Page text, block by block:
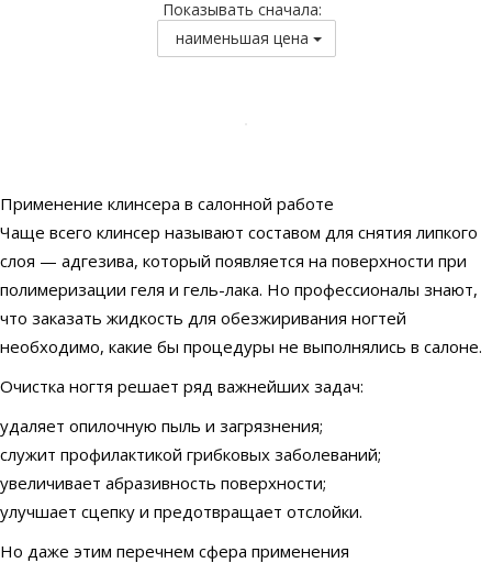
Показывать сначала:
наименьшая цена
Применение клинсера в салонной работе
Чаще всего клинсер называют составом для снятия липкого
слоя — адгезива, который появляется на поверхности при
полимеризации геля и гель-лака. Но профессионалы знают,
что заказать жидкость для обезжиривания ногтей
необходимо, какие бы процедуры не выполнялись в салоне.
Очистка ногтя решает ряд важнейших задач:
удаляет опилочную пыль и загрязнения;
служит профилактикой грибковых заболеваний;
увеличивает абразивность поверхности;
улучшает сцепку и предотвращает отслойки.
Но даже этим перечнем сфера применения